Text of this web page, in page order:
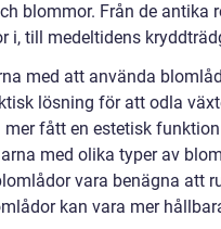
blommor. Från de
i, till medeltidens
med att använda
lösning för att odla
mer fått en estetisk
med olika typer av
vara benägna att
kan vara mer